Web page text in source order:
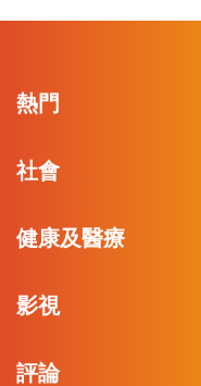
熱門
社會
健康及醫療
影視
評論